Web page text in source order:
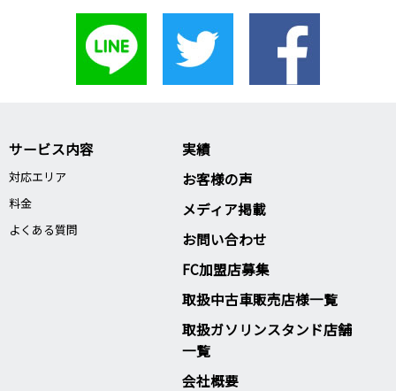
サービス内容
対応エリア
料金
よくある質問
実績
お客様の声
メディア掲載
お問い合わせ
FC加盟店募集
取扱中古車販売店様一覧
取扱ガソリンスタンド店舗
一覧
会社概要